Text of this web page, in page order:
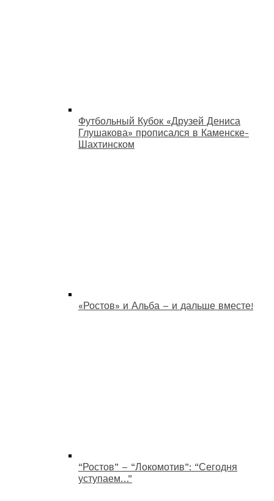
Футбольный Кубок «Друзей Дениса
Глушакова» прописался в Каменске-
Шахтинском
«Ростов» и Альба – и дальше вместе!
“Ростов” – “Локомотив”: “Сегодня
уступаем…”